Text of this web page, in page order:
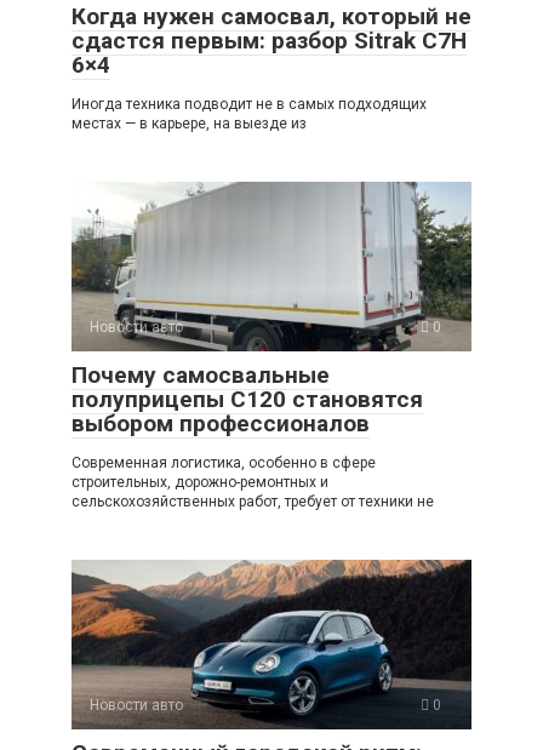
Когда нужен самосвал, который не
сдастся первым: разбор Sitrak C7H
6×4
Иногда техника подводит не в самых подходящих
местах — в карьере, на выезде из
Новости авто 0
Почему самосвальные
полуприцепы C120 становятся
выбором профессионалов
Современная логистика, особенно в сфере
строительных, дорожно-ремонтных и
сельскохозяйственных работ, требует от техники не
Новости авто 0